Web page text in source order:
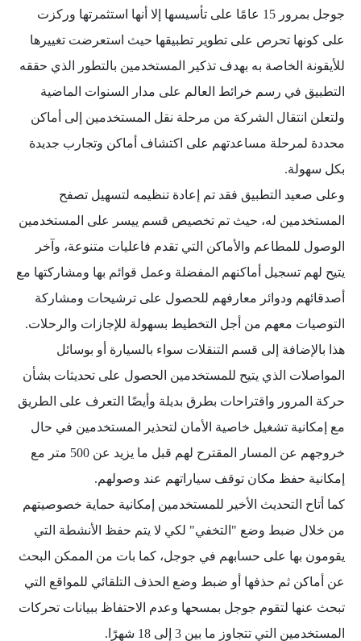
جوجل بمرور 15 عامًا على تأسيسها إلا أنها استثمرتها وركزت
على كونها تحرص على تطوير تطبيقها حيث استعرضت تغييرها
للأيقونة الخاصة به بهدف تذكير المستخدمين بالتطور الذي حققه
التطبيق في رسم خرائط العالم على مدار السنوات الماضية
ولتعلن انتقال الشركة من مرحلة نقل المستخدمين إلى أماكن
محددة لمرحلة مساعدتهم على اكتشاف أماكن وتجارب جديدة
بكل سهولة.
وعلى صعيد التطبيق فقد تم إعادة تنظيمه لتسهيل تصفح
المستخدمين له، حيث تم تخصيص قسم ييسر على المستخدمين
الوصول للمطاعم والأماكن التي تقدم فاعليات متنوعة، وآخر
يتيح لهم تسجيل أماكنهم المفضلة وعمل قوائم بها ومشاركتها مع
أصدقائهم ودوائر معارفهم للحصول على ترشيحات ومشاركة
التوصيات معهم من أجل التخطيط بسهولة للإجازات والرحلات.
هذا بالإضافة إلى قسم التنقلات سواء بالسيارة أو بوسائل
المواصلات الذي يتيح للمستخدمين الحصول على تحديثات بشأن
حركة المرور واقتراحات بطرق بديلة وأيضًا التعرف على الطريق
مع إمكانية تشغيل خاصية الأمان لتحذير المستخدمين في حال
خروجهم عن المسار المقترح لهم قبل ما يزيد عن 500 متر مع
إمكانية حفظ مكان توقف سياراتهم عند وصولهم.
كما أتاح التحديث الأخير للمستخدمين إمكانية حماية خصوصيتهم
من خلال ضبط وضع "التخفي" لكي لا يتم حفظ الأنشطة التي
يقومون بها على حسابهم في جوجل، كما بات من الممكن البحث
عن أماكن ثم حذفها أو ضبط وضع الحذف التلقائي للمواقع التي
تبحث عنها لتقوم جوجل بمسحها وعدم الاحتفاظ ببيانات تحركات
المستخدمين التي تتجاوز ما بين 3 إلى 18 شهرًا.